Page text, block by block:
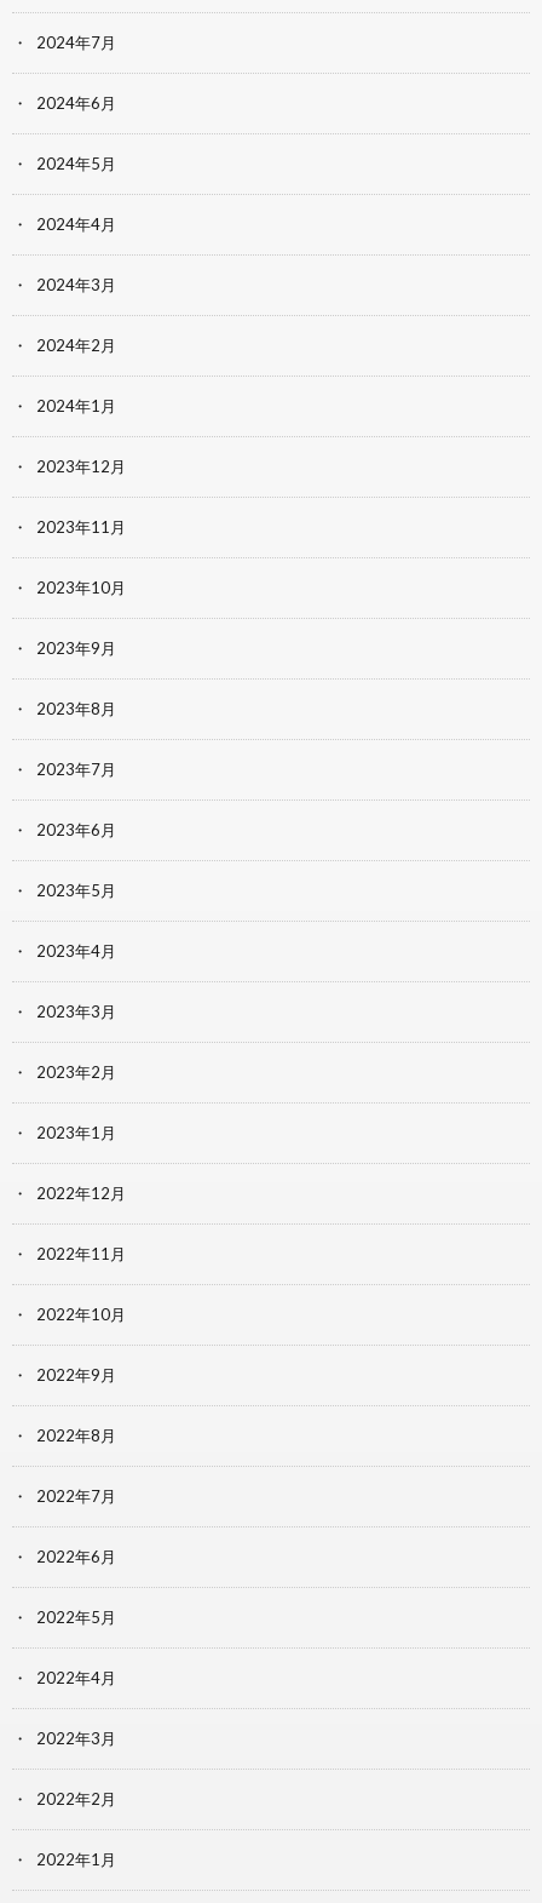
2024年7月
2024年6月
2024年5月
2024年4月
2024年3月
2024年2月
2024年1月
2023年12月
2023年11月
2023年10月
2023年9月
2023年8月
2023年7月
2023年6月
2023年5月
2023年4月
2023年3月
2023年2月
2023年1月
2022年12月
2022年11月
2022年10月
2022年9月
2022年8月
2022年7月
2022年6月
2022年5月
2022年4月
2022年3月
2022年2月
2022年1月